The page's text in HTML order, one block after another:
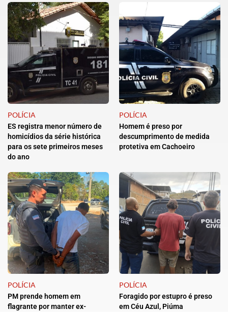
POLÍCIA
ES registra menor número de
homicídios da série histórica
para os sete primeiros meses
do ano
POLÍCIA
Homem é preso por
descumprimento de medida
protetiva em Cachoeiro
POLÍCIA
PM prende homem em
flagrante por manter ex-
POLÍCIA
Foragido por estupro é preso
em Céu Azul, Piúma